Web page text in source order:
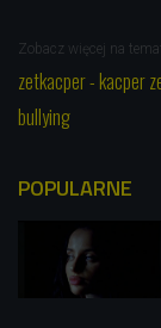
Zobacz więcej na
zetkacper - kacper
bullying
POPULARNE